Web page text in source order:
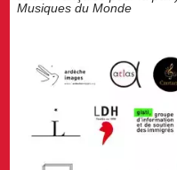
Musiques du Monde